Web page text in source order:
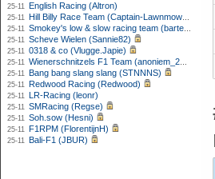
25-11 English Racing (Altron)
25-11 Hill Billy Race Team (Captain-Lawnmower)
25-11 Smokey's low & slow racing team (bartello)
25-11 Scheve Wielen (Sannie82)
25-11 0318 & co (Vlugge.Japie)
25-11 Wienerschnitzels F1 Team (anoniem_24042026023255)
25-11 Bang bang slang slang (STNNNS)
25-11 Redwood Racing (Redwood)
25-11 LR-Racing (leonr)
25-11 SMRacing (Regse)
25-11 Soh.sow (Hesni)
25-11 F1RPM (FlorentijnH)
25-11 Bali-F1 (JBUR)